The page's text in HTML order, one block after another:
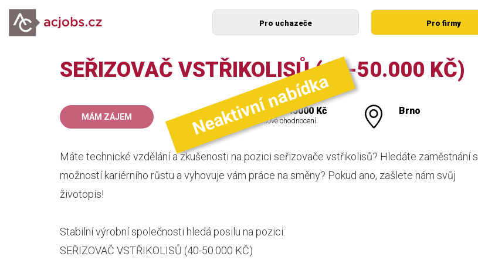
Pro uchazeče Pro firmy
SEŘIZOVAČ VSTŘIKOLISŮ (40-50.000 KČ)
Neaktivní nabídka
MÁM ZÁJEM
35000 - 45000 Kč
mzdové ohodnocení
Brno
Máte technické vzdělání a zkušenosti na pozici seřizovače vstřikolisů? Hledáte zaměstnání s
možností kariérního růstu a vyhovuje vám práce na směny? Pokud ano, zašlete nám svůj
životopis!
Stabilní výrobní společnosti hledá posilu na pozici:
SEŘIZOVAČ VSTŘIKOLISŮ (40-50.000 KČ)